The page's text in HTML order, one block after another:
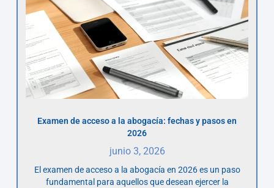
Examen de acceso a la abogacía: fechas y pasos en
2026
junio 3, 2026
El examen de acceso a la abogacía en 2026 es un paso
fundamental para aquellos que desean ejercer la